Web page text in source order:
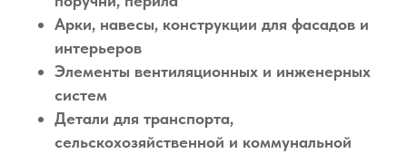
Арки, навесы, конструкции для фасадов и
интерьеров
Элементы вентиляционных и инженерных
систем
Детали для транспорта,
сельскохозяйственной и коммунальной